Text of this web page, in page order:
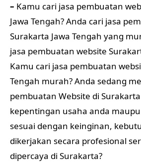
– Kamu cari jasa pembuatan
Jawa Tengah? Anda cari jasa
Surakarta Jawa Tengah yang
jasa pembuatan website
Kamu cari jasa pembuatan
Tengah murah? Anda sedang
pembuatan Website di
kepentingan usaha anda
sesuai dengan keinginan,
dikerjakan secara profesional
dipercaya di Surakarta?